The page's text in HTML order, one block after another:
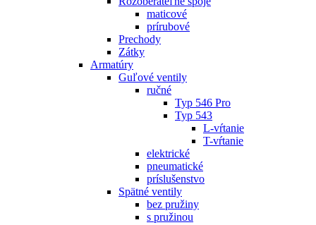
maticové
prírubové
Prechody
Zátky
Armatúry
Guľové ventily
ručné
Typ 546 Pro
Typ 543
L-vŕtanie
T-vŕtanie
elektrické
pneumatické
príslušenstvo
Spätné ventily
bez pružiny
s pružinou